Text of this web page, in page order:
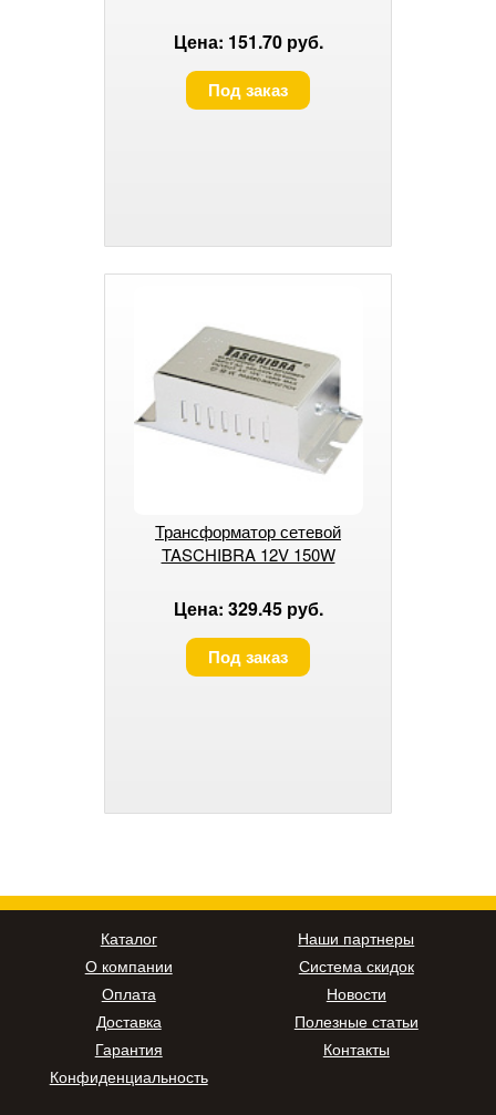
Цена: 151.70 руб.
Под заказ
Трансформатор сетевой
TASCHIBRA 12V 150W
Цена: 329.45 руб.
Под заказ
Каталог
О компании
Оплата
Доставка
Гарантия
Конфиденциальность
Наши партнеры
Система скидок
Новости
Полезные статьи
Контакты